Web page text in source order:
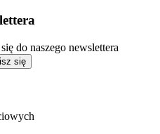
do naszego newslettera
się